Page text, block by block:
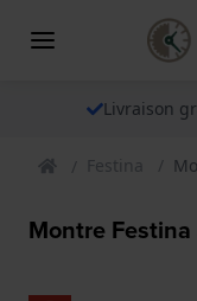
Livraison
Festina
Montre